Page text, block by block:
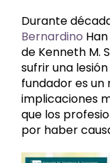
Durante
Bernardino
de Kenneth M.
sufrir una
fundador es un
implicaciones
que los
por haber